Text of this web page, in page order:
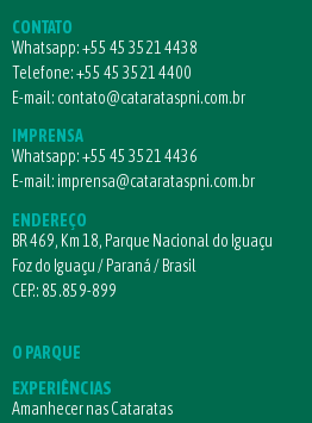
CONTATO
Whatsapp:+55 45 3521 4438
Telefone:+55 45 3521 4400
E-mail: contato@catarataspni.com.br
IMPRENSA
Whatsapp:+55 45 3521 4436
E-mail: imprensa@catarataspni.com.br
ENDEREÇO
BR 469, Km 18, Parque Nacional do Iguaçu
Foz do Iguaçu / Paraná / Brasil
CEP.: 85.859-899
O PARQUE
EXPERIÊNCIAS
Amanhecer nas Cataratas